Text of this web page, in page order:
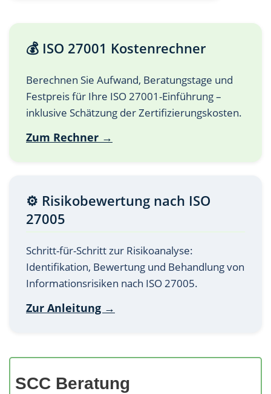
💰 ISO 27001 Kostenrechner
Berechnen Sie Aufwand, Beratungstage und
Festpreis für Ihre ISO 27001-Einführung –
inklusive Schätzung der Zertifizierungskosten.
Zum Rechner →
⚙️ Risikobewertung nach ISO
27005
Schritt-für-Schritt zur Risikoanalyse:
Identifikation, Bewertung und Behandlung von
Informationsrisiken nach ISO 27005.
Zur Anleitung →
SCC Beratung